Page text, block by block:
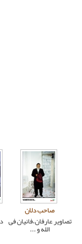
دیدار
دیدارها،ملاقات ها،عیادت
ها و ...